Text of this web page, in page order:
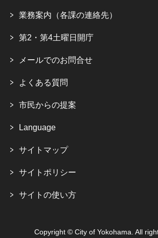
業務案内（各課の連絡先）
第2・第4土曜日開庁
メールでのお問合せ
よくある質問
市民からの提案
Language
サイトマップ
サイトポリシー
サイトの使い方
Copyright © City of Yokohama. All